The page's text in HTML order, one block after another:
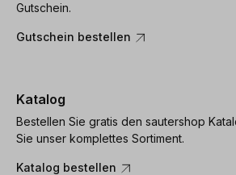
Gutschein.
Gutschein bestellen
Katalog
Bestellen Sie gratis den sautershop
Sie unser komplettes Sortiment.
Katalog bestellen